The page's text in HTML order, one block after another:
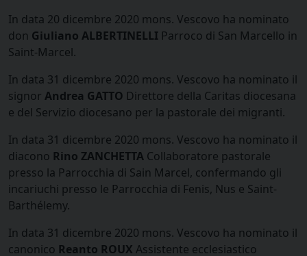
In data 20 dicembre 2020 mons. Vescovo ha nominato
don Giuliano ALBERTINELLI Parroco di San Marcello in
Saint-Marcel.
In data 31 dicembre 2020 mons. Vescovo ha nominato il
signor Andrea GATTO Direttore della Caritas diocesana
e del Servizio diocesano per la pastorale dei migranti.
In data 31 dicembre 2020 mons. Vescovo ha nominato il
diacono Rino ZANCHETTA Collaboratore pastorale
presso la Parrocchia di Sain Marcel, confermando gli
incariuchi presso le Parrocchia di Fenis, Nus e Saint-
Barthélemy.
In data 31 dicembre 2020 mons. Vescovo ha nominato il
canonico Reanto ROUX Assistente ecclesiastico